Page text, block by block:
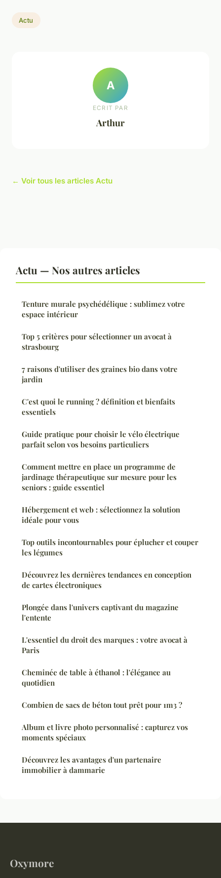
Actu
A
ECRIT PAR
Arthur
← Voir tous les articles Actu
Actu — Nos autres articles
Tenture murale psychédélique : sublimez votre
espace intérieur
Top 5 critères pour sélectionner un avocat à
strasbourg
7 raisons d'utiliser des graines bio dans votre
jardin
C'est quoi le running ? définition et bienfaits
essentiels
Guide pratique pour choisir le vélo électrique
parfait selon vos besoins particuliers
Comment mettre en place un programme de
jardinage thérapeutique sur mesure pour les
seniors : guide essentiel
Hébergement et web : sélectionnez la solution
idéale pour vous
Top outils incontournables pour éplucher et couper
les légumes
Découvrez les dernières tendances en conception
de cartes électroniques
Plongée dans l'univers captivant du magazine
l'entente
L'essentiel du droit des marques : votre avocat à
Paris
Cheminée de table à éthanol : l'élégance au
quotidien
Combien de sacs de béton tout prêt pour 1m3 ?
Album et livre photo personnalisé : capturez vos
moments spéciaux
Découvrez les avantages d'un partenaire
immobilier à dammarie
Oxymore